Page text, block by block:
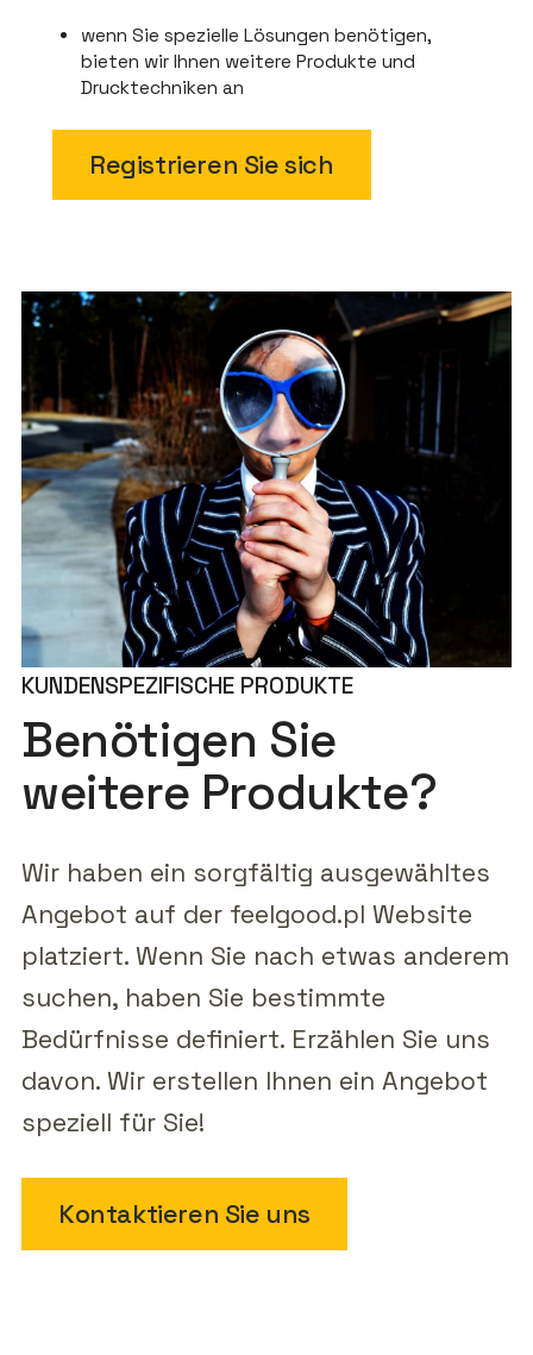
wenn Sie spezielle Lösungen benötigen,
bieten wir Ihnen weitere Produkte und
Drucktechniken an
Registrieren Sie sich
KUNDENSPEZIFISCHE PRODUKTE
Benötigen Sie
weitere Produkte?
Wir haben ein sorgfältig ausgewähltes
Angebot auf der feelgood.pl Website
platziert. Wenn Sie nach etwas anderem
suchen, haben Sie bestimmte
Bedürfnisse definiert. Erzählen Sie uns
davon. Wir erstellen Ihnen ein Angebot
speziell für Sie!
Kontaktieren Sie uns